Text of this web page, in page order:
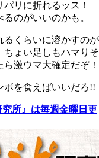
パリに折れるッス！
のがいいのかも。
くらいに溶かすのが
ょい足しもハマりそ
激ウマ大確定だぞ！
を食えばいいだろ!!
究所』は毎週金曜日更